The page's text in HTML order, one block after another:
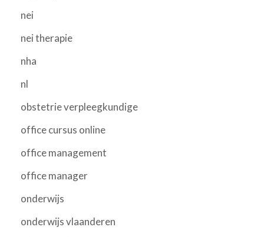
nei
nei therapie
nha
nl
obstetrie verpleegkundige
office cursus online
office management
office manager
onderwijs
onderwijs vlaanderen